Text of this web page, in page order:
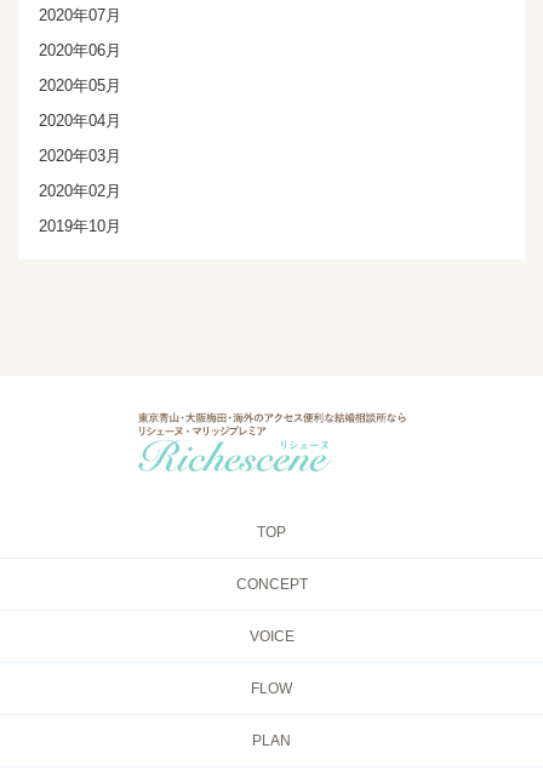
2020年07月
2020年06月
2020年05月
2020年04月
2020年03月
2020年02月
2019年10月
TOP
CONCEPT
VOICE
FLOW
PLAN